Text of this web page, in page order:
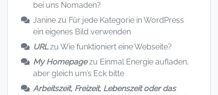
bei uns Nomaden?
Janine zu Für jede Kategorie in WordPress
ein eigenes Bild verwenden
URLzu Wie funktioniert eine Webseite?
My Homepagezu Einmal Energie aufladen,
aber gleich um’s Eck bitte
Arbeitszeit, Freizeit, Lebenszeit oder das